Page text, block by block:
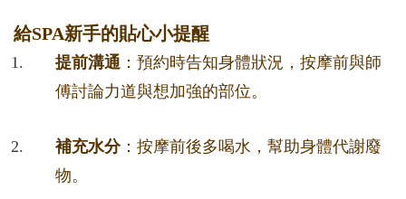
給SPA新手的貼心小提醒
提前溝通 ：預約時告知身體狀況，按摩前與師
傅討論力道與想加強的部位。
補充水分：按摩前後多喝水，幫助身體代謝廢
物。